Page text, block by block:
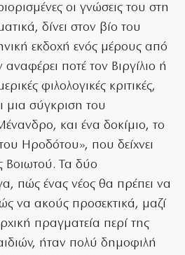
οι γνώσεις του στη
δίνει στον βίο του
εκδοχή ενός μέρους από
ποτέ τον Βιργίλιο ή
φιλολογικές κριτικές,
μια σύγκριση του
και ένα δοκίμιο, το
Ηροδότου», που δείχνει
Βοιωτού. Τα δύο
πώς ένας νέος θα πρέπει να
να ακούς προσεκτικά, μαζί
πραγματεία περί της
ήταν πολύ δημοφιλή